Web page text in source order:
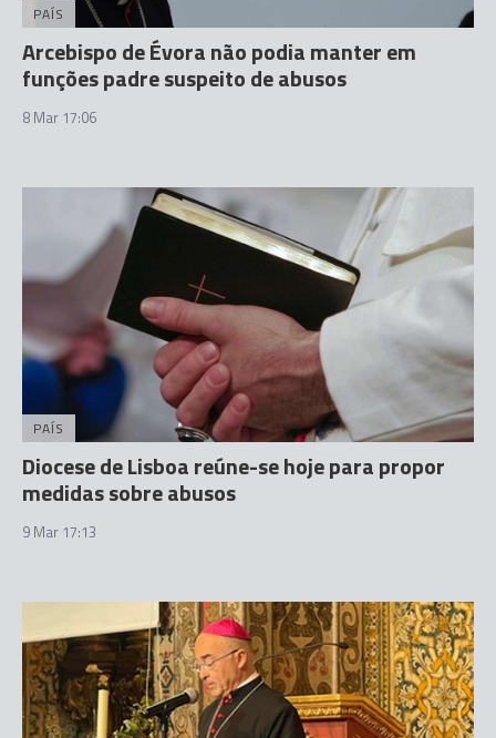
PAÍS
Arcebispo de Évora não podia manter em
funções padre suspeito de abusos
8 Mar 17:06
PAÍS
Diocese de Lisboa reúne-se hoje para propor
medidas sobre abusos
9 Mar 17:13